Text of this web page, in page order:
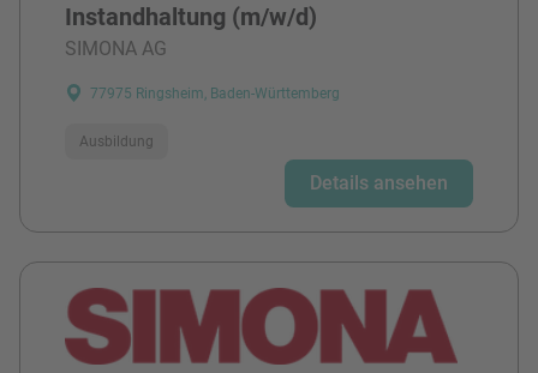
Instandhaltung (m/w/d)
SIMONA AG
77975 Ringsheim, Baden-Württemberg
Ausbildung
Details ansehen